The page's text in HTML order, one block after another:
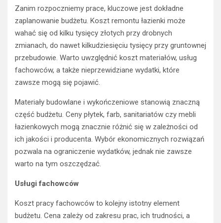
Zanim rozpoczniemy prace, kluczowe jest dokładne
zaplanowanie budżetu. Koszt remontu łazienki może
wahać się od kilku tysięcy złotych przy drobnych
zmianach, do nawet kilkudziesięciu tysięcy przy gruntownej
przebudowie. Warto uwzględnić koszt materiałów, usług
fachowców, a także nieprzewidziane wydatki, które
zawsze mogą się pojawić.
Materiały budowlane i wykończeniowe stanowią znaczną
część budżetu. Ceny płytek, farb, sanitariatów czy mebli
łazienkowych mogą znacznie różnić się w zależności od
ich jakości i producenta. Wybór ekonomicznych rozwiązań
pozwala na ograniczenie wydatków, jednak nie zawsze
warto na tym oszczędzać.
Usługi fachowców
Koszt pracy fachowców to kolejny istotny element
budżetu. Cena zależy od zakresu prac, ich trudności, a